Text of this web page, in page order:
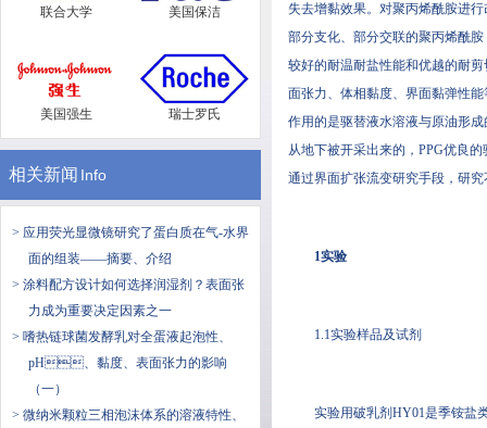
联合大学 美国保洁
美国强生 瑞士罗氏
相关新闻 Info
> 应用荧光显微镜研究了蛋白质在气-水界
面的组装——摘要、介绍
> 涂料配方设计如何选择润湿剂？表面张
力成为重要决定因素之一
> 嗜热链球菌发酵乳对全蛋液起泡性、
pH、黏度、表面张力的影响
（一）
> 微纳米颗粒三相泡沫体系的溶液特性、
失去增黏效果。对聚丙烯酰胺进
部分支化、部分交联的聚丙烯酰胺
较好的耐温耐盐性能和优越的耐剪切
面张力、体相黏度、界面黏弹
作用的是驱替液水溶液与原油形成
从地下被开采出来的，PPG优良
通过界面扩张流变研究手段，研
1实验
1.1实验样品及试剂
实验用破乳剂HY01是季铵盐类